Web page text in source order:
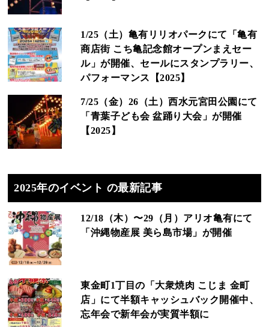
1/25（土）亀有リリオパークにて「亀有
商店街 こち亀記念館オープンまえセー
ル」が開催、セールにスタンプラリー、
パフォーマンス【2025】
7/25（金）26（土）西水元宮田公園にて
「青葉子ども会 盆踊り大会」が開催
【2025】
2025年のイベント の最新記事
12/18（木）〜29（月）アリオ亀有にて
「沖縄物産展 美ら島市場」が開催
東金町1丁目の「大衆焼肉 こじま 金町
店」にて半額キャッシュバック開催中、
忘年会で新年会が実質半額に